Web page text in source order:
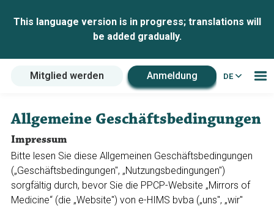
This language version is in progress; translations will
be added gradually.
Mitglied werden Anmeldung DE
Allgemeine Geschäftsbedingungen
Impressum
Bitte lesen Sie diese Allgemeinen Geschäftsbedingungen
(„Geschäftsbedingungen", „Nutzungsbedingungen")
sorgfältig durch, bevor Sie die PPCP-Website „Mirrors of
Medicine“ (die „Website") von e-HIMS bvba („uns", „wir"